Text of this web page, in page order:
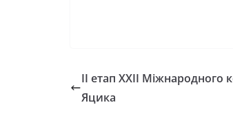
ІІ етап XXII Міжнародного
Яцика